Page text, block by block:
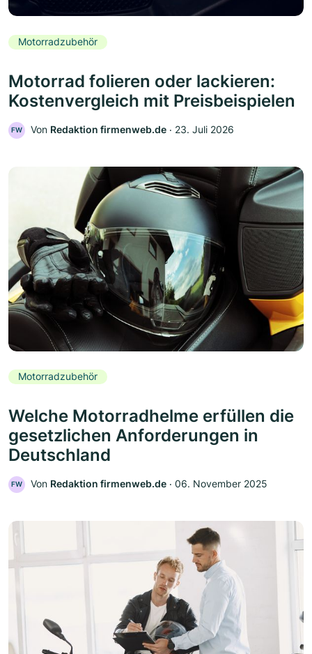
Motorradzubehör
Motorrad folieren oder lackieren:
Kostenvergleich mit Preisbeispielen
FW Von Redaktion firmenweb.de ‧ 23. Juli 2026
Motorradzubehör
Welche Motorradhelme erfüllen die
gesetzlichen Anforderungen in
Deutschland
FW Von Redaktion firmenweb.de ‧ 06. November 2025